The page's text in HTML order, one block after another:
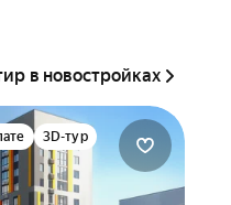
в новостройках
3D-тур